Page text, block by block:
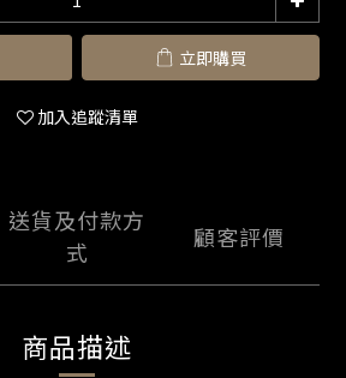
立即購買
加入追蹤清單
送貨及付款方
式
顧客評價
商品描述